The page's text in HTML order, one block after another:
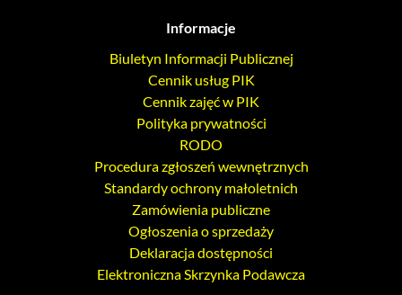
Informacje
Biuletyn Informacji Publicznej
Cennik usług PIK
Cennik zajęć w PIK
Polityka prywatności
RODO
Procedura zgłoszeń wewnętrznych
Standardy ochrony małoletnich
Zamówienia publiczne
Ogłoszenia o sprzedaży
Deklaracja dostępności
Elektroniczna Skrzynka Podawcza